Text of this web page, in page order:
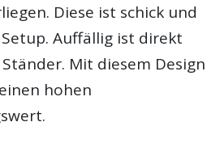
Diese ist schick und
Auffällig ist direkt
Mit diesem Design
hohen